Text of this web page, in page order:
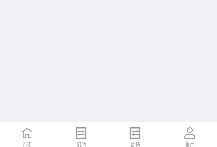
首页 招聘 简历 账户